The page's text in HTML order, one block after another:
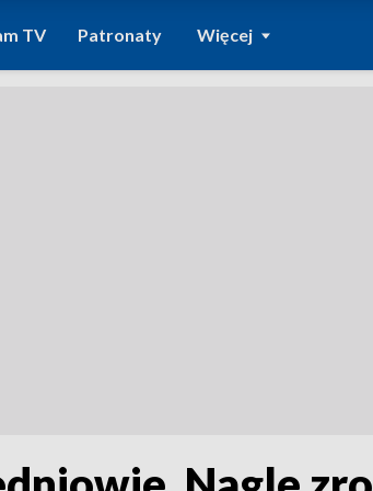
TV Patronaty Więcej